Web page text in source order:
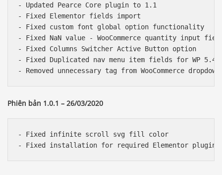
- Updated Pearce Core plugin to 1.1
- Fixed Elementor fields import
- Fixed custom font global option functionality
- Fixed NaN value - WooCommerce quantity input
- Fixed Columns Switcher Active Button option
- Fixed Duplicated nav menu item fields for WP
Phiên bản 1.0.1 – 26/03/2020
- Fixed infinite scroll svg fill color